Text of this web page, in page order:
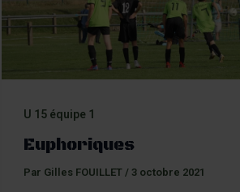
U 15 équipe 1
Euphoriques
Par Gilles FOUILLET / 3 octobre 2021